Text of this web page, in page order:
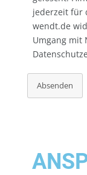
jederzeit für
wendt.de
Umgang mit
Absenden